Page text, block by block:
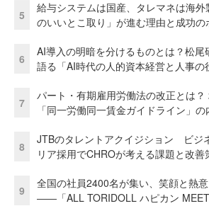
5
給与システムは国産、タレマネは海
のいいとこ取り」が進む理由と成功の
6
AI導入の明暗を分けるものとは？松
語る「AI時代の人的資本経営と人事の
7
パート・有期雇用労働法の改正とは
「同一労働同一賃金ガイドライン」の
8
JTBのタレントアクイジション ビジ
リア採用でCHROが考える課題と改善
9
全国の社員2400名が集い、笑顔と熱
――「ALL TORIDOLL ハピカン